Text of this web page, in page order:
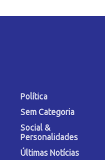
Política
Sem Categoria
Social &
Personalidades
Últimas Notícias